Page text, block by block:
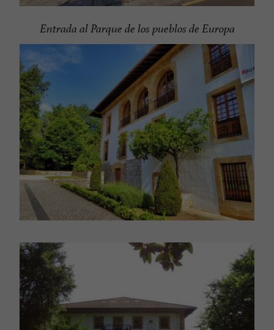
Entrada al Parque de los pueblos de Europa